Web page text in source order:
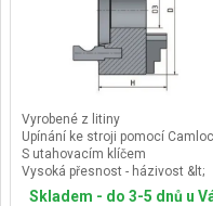
Vyrobené z litiny
Upínání ke stroji pomocí
S utahovacím klíčem
Vysoká přesnost - házivost &lt;
0,05 mm
Skladem - do 3-5 dnů u